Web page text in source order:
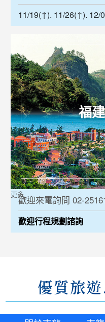
11/19(↑). 11/26(↑). 12/
福
歡迎來電詢問 02-
歡迎行程規劃諮詢
更多
優質旅